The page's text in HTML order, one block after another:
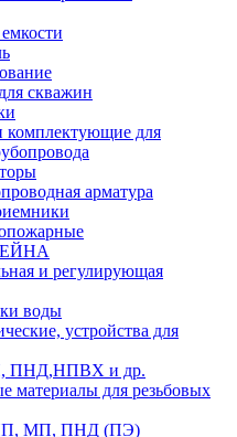
скважин
комплектующие для
арматура
и регулирующая
воды
устройства для
ПНД,НПВХ и др.
материалы для резьбовых
МП, ПНД (ПЭ)